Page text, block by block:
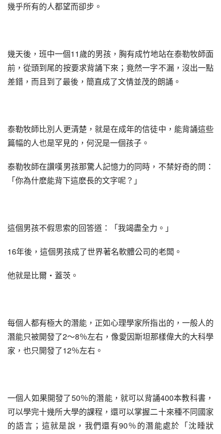
幾乎所有的人都望而卻步。
幾天後，班中一個11歲的男孩，胸有成竹地站在泰勒牧師面
前，從頭到尾的按要求背誦下來；竟然一字不漏，沒出一點
差錯，而且到了最後，簡直成了文情並茂的朗誦。
泰勒牧師比別人更清楚，就是在成年的信徒中，能背誦這些
篇幅的人也是罕見的，何況是一個孩子。
泰勒牧師在讚嘆男孩那驚人記憶力的同時，不禁好奇的問：
「你為什麽能背下這麽長的文字呢？」
這個男孩不假思索的回答道：「我竭盡全力。」
16年後，這個男孩成了世界著名軟體公司的老闆。
他就是比爾‧蓋茨。
每個人都有極大的潛能，正如心理學家所指出的，一般人的
潛能只被開發了2～8％左右，像愛因斯坦那樣偉大的大科學
家，也只開發了12％左右。
一個人如果開發了50％的潛能，就可以背誦400本教科書，
可以學完十幾所大學的課程，還可以掌握二十來種不同國家
的語言；這就是說，我們還有90％的潛能處於「沈睡狀